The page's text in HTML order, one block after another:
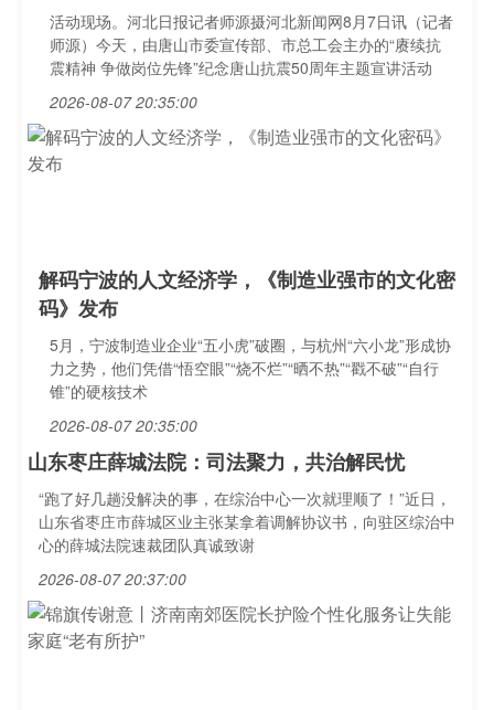
活动现场。河北日报记者师源摄河北新闻网8月7日讯（记者
师源）今天，由唐山市委宣传部、市总工会主办的“赓续抗
震精神 争做岗位先锋”纪念唐山抗震50周年主题宣讲活动
2026-08-07 20:35:00
解码宁波的人文经济学，《制造业强市的文化密
码》发布
5月，宁波制造业企业“五小虎”破圈，与杭州“六小龙”形成协
力之势，他们凭借“悟空眼”“烧不烂”“晒不热”“戳不破”“自行
锥”的硬核技术
2026-08-07 20:35:00
山东枣庄薛城法院：司法聚力，共治解民忧
“跑了好几趟没解决的事，在综治中心一次就理顺了！”近日，
山东省枣庄市薛城区业主张某拿着调解协议书，向驻区综治中
心的薛城法院速裁团队真诚致谢
2026-08-07 20:37:00